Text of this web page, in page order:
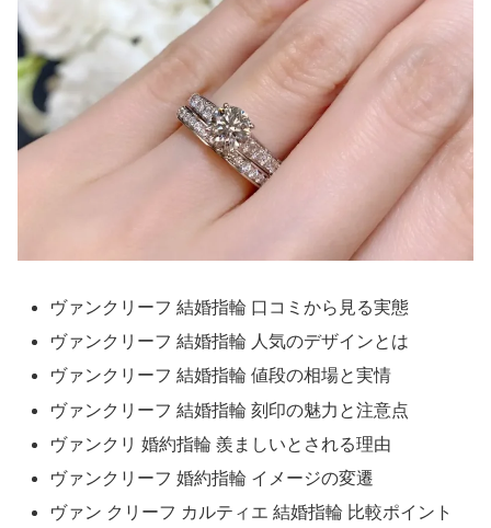
ヴァンクリーフ 結婚指輪 口コミから見る実態
ヴァンクリーフ 結婚指輪 人気のデザインとは
ヴァンクリーフ 結婚指輪 値段の相場と実情
ヴァンクリーフ 結婚指輪 刻印の魅力と注意点
ヴァンクリ 婚約指輪 羨ましいとされる理由
ヴァンクリーフ 婚約指輪 イメージの変遷
ヴァン クリーフ カルティエ 結婚指輪 比較ポイント